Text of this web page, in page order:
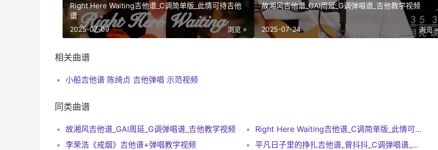
故湘风吉他谱_GAI周延_G调弹唱谱_吉他教学视频
浏览 »
2025-07-24
Right Here Waiting吉他谱_C调简单版_此情可待吉他
谱
浏览 »
2025-07-09
相关曲谱
小船吉他谱 陈绮贞 吉他弹唱 示范视频
同类曲谱
故湘风吉他谱_GAI周延_G调弹唱谱_吉他教学视频
Right Here Waiting吉他谱_C调简单版_此情可待吉他谱
李荣浩《戒烟》吉他谱+弹唱教学视频
平凡日子里的挣扎吉他谱_曾抖抖_C调弹唱谱_高清完整版